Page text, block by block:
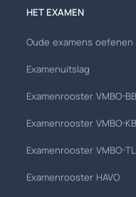
HET EXAMEN
Oude examens oefenen
Examenuitslag
Examenrooster VMBO-BB
Examenrooster VMBO-KB
Examenrooster VMBO-
Examenrooster HAVO